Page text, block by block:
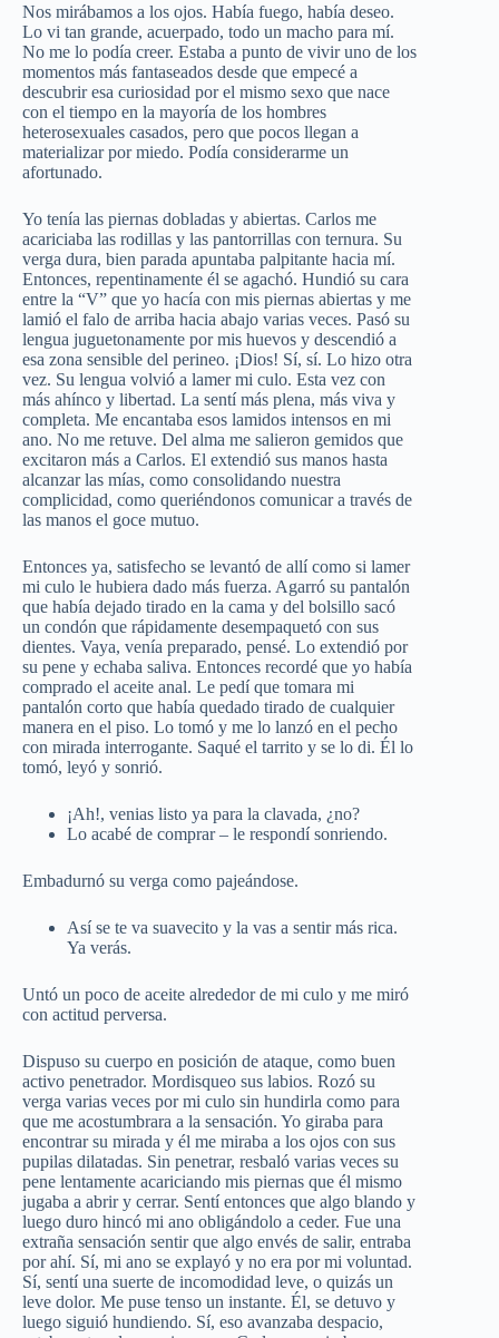
Nos mirábamos a los ojos. Había fuego, había deseo.
Lo vi tan grande, acuerpado, todo un macho para mí.
No me lo podía creer. Estaba a punto de vivir uno de los
momentos más fantaseados desde que empecé a
descubrir esa curiosidad por el mismo sexo que nace
con el tiempo en la mayoría de los hombres
heterosexuales casados, pero que pocos llegan a
materializar por miedo. Podía considerarme un
afortunado.
Yo tenía las piernas dobladas y abiertas. Carlos me
acariciaba las rodillas y las pantorrillas con ternura. Su
verga dura, bien parada apuntaba palpitante hacia mí.
Entonces, repentinamente él se agachó. Hundió su cara
entre la “V” que yo hacía con mis piernas abiertas y me
lamió el falo de arriba hacia abajo varias veces. Pasó su
lengua juguetonamente por mis huevos y descendió a
esa zona sensible del perineo. ¡Dios! Sí, sí. Lo hizo otra
vez. Su lengua volvió a lamer mi culo. Esta vez con
más ahínco y libertad. La sentí más plena, más viva y
completa. Me encantaba esos lamidos intensos en mi
ano. No me retuve. Del alma me salieron gemidos que
excitaron más a Carlos. El extendió sus manos hasta
alcanzar las mías, como consolidando nuestra
complicidad, como queriéndonos comunicar a través de
las manos el goce mutuo.
Entonces ya, satisfecho se levantó de allí como si lamer
mi culo le hubiera dado más fuerza. Agarró su pantalón
que había dejado tirado en la cama y del bolsillo sacó
un condón que rápidamente desempaquetó con sus
dientes. Vaya, venía preparado, pensé. Lo extendió por
su pene y echaba saliva. Entonces recordé que yo había
comprado el aceite anal. Le pedí que tomara mi
pantalón corto que había quedado tirado de cualquier
manera en el piso. Lo tomó y me lo lanzó en el pecho
con mirada interrogante. Saqué el tarrito y se lo di. Él lo
tomó, leyó y sonrió.
¡Ah!, venias listo ya para la clavada, ¿no?
Lo acabé de comprar – le respondí sonriendo.
Embadurnó su verga como pajeándose.
Así se te va suavecito y la vas a sentir más rica.
Ya verás.
Untó un poco de aceite alrededor de mi culo y me miró
con actitud perversa.
Dispuso su cuerpo en posición de ataque, como buen
activo penetrador. Mordisqueo sus labios. Rozó su
verga varias veces por mi culo sin hundirla como para
que me acostumbrara a la sensación. Yo giraba para
encontrar su mirada y él me miraba a los ojos con sus
pupilas dilatadas. Sin penetrar, resbaló varias veces su
pene lentamente acariciando mis piernas que él mismo
jugaba a abrir y cerrar. Sentí entonces que algo blando y
luego duro hincó mi ano obligándolo a ceder. Fue una
extraña sensación sentir que algo envés de salir, entraba
por ahí. Sí, mi ano se explayó y no era por mi voluntad.
Sí, sentí una suerte de incomodidad leve, o quizás un
leve dolor. Me puse tenso un instante. Él, se detuvo y
luego siguió hundiendo. Sí, eso avanzaba despacio,